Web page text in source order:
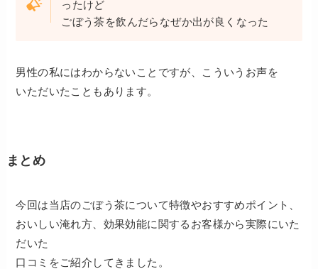
ったけど
ごぼう茶を飲んだらなぜか出が良くなった
男性の私にはわからないことですが、こういうお声を
いただいたこともあります。
まとめ
今回は当店のごぼう茶について特徴やおすすめポイント、
おいしい淹れ方、効果効能に関するお客様から実際にいた
だいた
口コミをご紹介してきました。